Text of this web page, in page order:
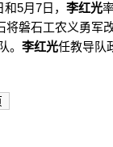
5月7日， 李红光
将磐石工农义勇军
。 李红光任教导队